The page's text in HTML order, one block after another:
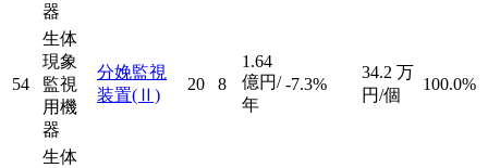
器
54
生体
現象
監視
用機
器
分娩監視
装置(Ⅱ)
20 8
1.64
億円/
年
-7.3%
34.2 万
円/個
100.0%
生体